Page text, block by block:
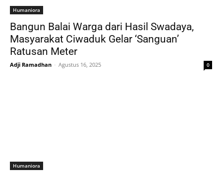
Humaniora
Bangun Balai Warga dari Hasil Swadaya,
Masyarakat Ciwaduk Gelar ‘Sanguan’
Ratusan Meter
Adji Ramadhan - Agustus 16, 2025 0
Humaniora